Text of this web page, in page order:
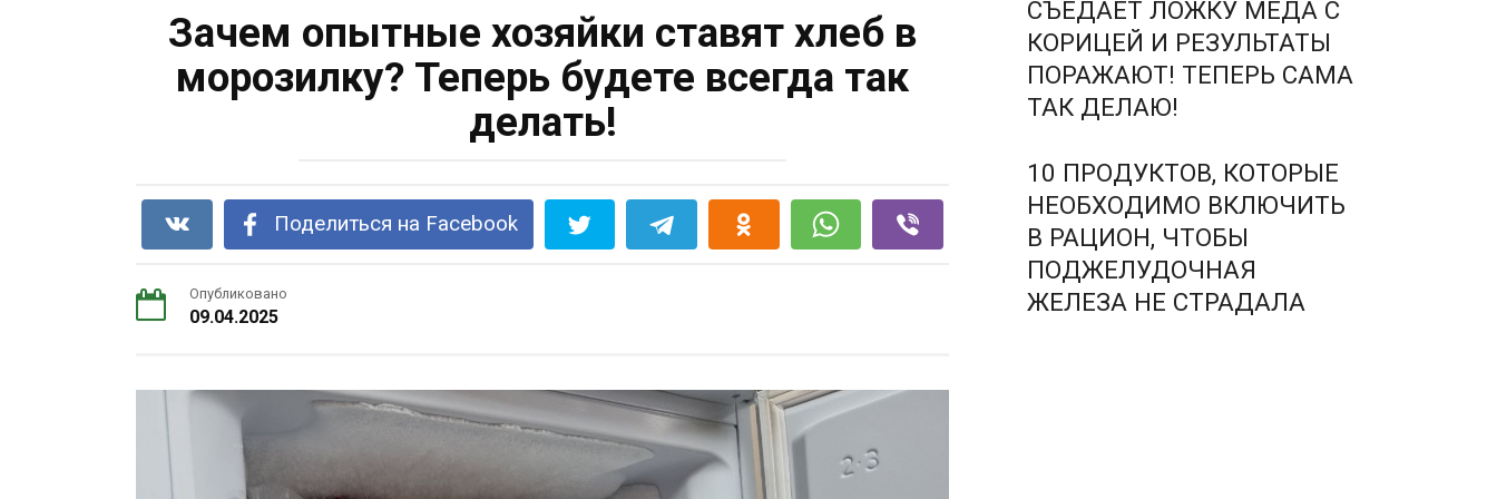
Зачем опытные хозяйки ставят хлеб в
морозилку? Теперь будете всегда так
делать!
Поделиться на Facebook
Опубликовано
09.04.2025
СЪЕДАЕТ ЛОЖКУ МЕДА С
КОРИЦЕЙ И РЕЗУЛЬТАТЫ
ПОРАЖАЮТ! ТЕПЕРЬ САМА
ТАК ДЕЛАЮ!
10 ПРОДУКТОВ, КОТОРЫЕ
НЕОБХОДИМО ВКЛЮЧИТЬ
В РАЦИОН, ЧТОБЫ
ПОДЖЕЛУДОЧНАЯ
ЖЕЛЕЗА НЕ СТРАДАЛА